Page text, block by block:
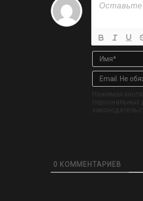
Нажимая
персональных
0 КОММЕНТАРИЕВ